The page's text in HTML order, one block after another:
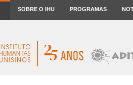
SOBRE O IHU PROGRAMAS